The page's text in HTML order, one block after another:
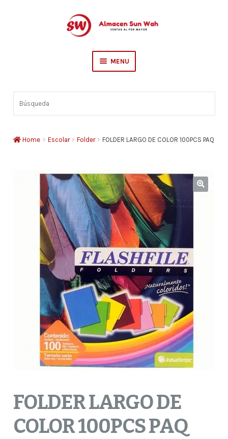
MENU
Sederia
HogarHome Escolar Folder FOLDER LARGO DE COLOR 100PCS PAQ
FOLDER LARGO DE
COLOR 100PCS PAQ